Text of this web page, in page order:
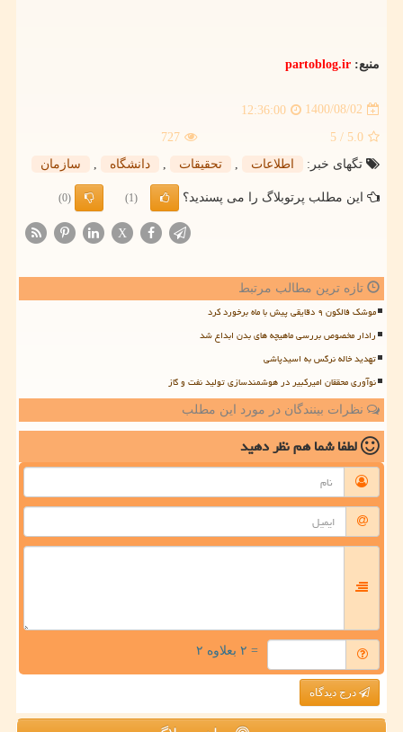
منبع: partoblog.ir
1400/08/02
12:36:00
5.0
/ 5
727
تگهای خبر:
اطلاعات , تحقیقات , دانشگاه , سازمان
این مطلب پرتوبلاگ را می پسندید؟ (1)
(0)
X
تازه ترین مطالب مرتبط
موشک فالکون ۹ دقایقی پیش با ماه برخورد کرد
رادار مخصوص بررسی ماهیچه های بدن ابداع شد
تهدید خاله نرگس به اسیدپاشی
نوآوری محققان امیرکبیر در هوشمندسازی تولید نفت و گاز
نظرات بینندگان در مورد این مطلب
لطفا شما همنظر دهید
= ۲ بعلاوه ۲
درج دیدگاه